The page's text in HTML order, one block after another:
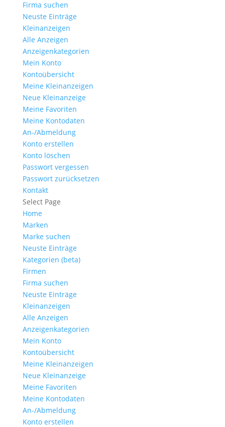
Firma suchen
Neuste Einträge
Kleinanzeigen
Alle Anzeigen
Anzeigen­kategorien
Mein Konto
Kontoübersicht
Meine Kleinanzeigen
Neue Kleinanzeige
Meine Favoriten
Meine Kontodaten
An-/Abmeldung
Konto erstellen
Konto löschen
Passwort vergessen
Passwort zurücksetzen
Kontakt
Select Page
Home
Marken
Marke suchen
Neuste Einträge
Kategorien (beta)
Firmen
Firma suchen
Neuste Einträge
Kleinanzeigen
Alle Anzeigen
Anzeigen­kategorien
Mein Konto
Kontoübersicht
Meine Kleinanzeigen
Neue Kleinanzeige
Meine Favoriten
Meine Kontodaten
An-/Abmeldung
Konto erstellen